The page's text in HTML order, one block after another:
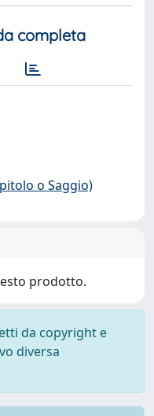
completa
o Saggio)
prodotto.
da copyright e
diversa